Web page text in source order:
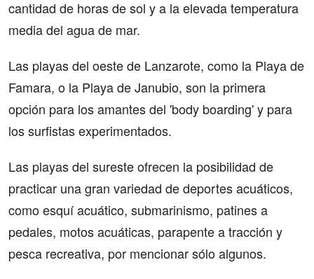
cantidad de horas de sol y a la elevada temperatura
media del agua de mar.
Las playas del oeste de Lanzarote, como la Playa de
Famara, o la Playa de Janubio, son la primera
opción para los amantes del 'body boarding' y para
los surfistas experimentados.
Las playas del sureste ofrecen la posibilidad de
practicar una gran variedad de deportes acuáticos,
como esquí acuático, submarinismo, patines a
pedales, motos acuáticas, parapente a tracción y
pesca recreativa, por mencionar sólo algunos.